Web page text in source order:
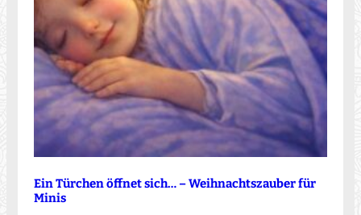
Ein Türchen öffnet sich… – Weihnachtszauber für
Minis